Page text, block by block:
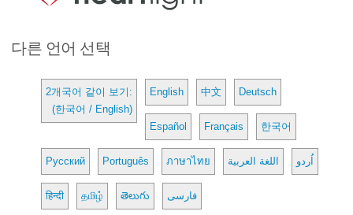
다른 언어 선택
2개국어 같이 보기:
(한국어 / English)
English 中文 Deutsch
Español Français 한국어
Русский Português ภาษาไทย اللغة العربية اُردو
हिन्दी தமிழ் తెలుగు فارسی